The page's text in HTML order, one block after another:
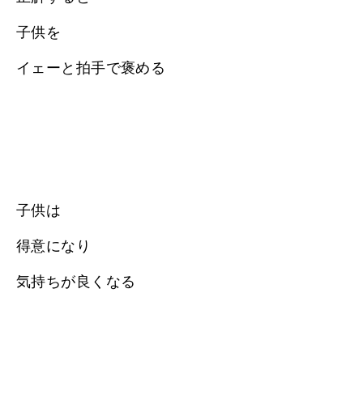
子供を
イェーと拍手で褒める
子供は
得意になり
気持ちが良くなる